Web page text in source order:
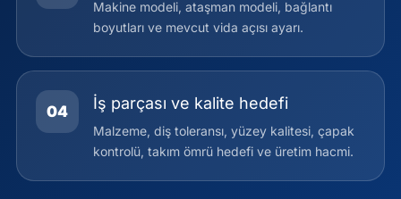
Makine modeli, ataşman modeli, bağlantı
boyutları ve mevcut vida açısı ayarı.
04 İş parçası ve kalite hedefi
Malzeme, diş toleransı, yüzey kalitesi, çapak
kontrolü, takım ömrü hedefi ve üretim hacmi.